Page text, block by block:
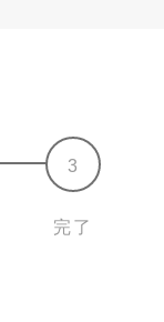
完了